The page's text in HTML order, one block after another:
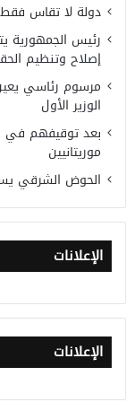
دولة لا تقاس فقط
رئيس الجمهورية
إصلاح وتنظيم
مرسوم رئاسي
الوزير الأول
بعد توقيفهم في
موريتانيين
الحوض الشرقي
الإعلانات
الإعلانات